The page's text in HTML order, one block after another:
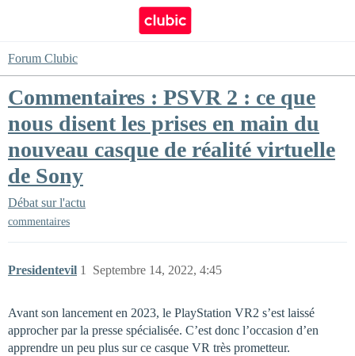
Forum Clubic
Commentaires : PSVR 2 : ce que
nous disent les prises en main du
nouveau casque de réalité virtuelle
de Sony
Débat sur l'actu
commentaires
Presidentevil Septembre 14, 2022, 4:45
1
Avant son lancement en 2023, le PlayStation VR2 s’est laissé
approcher par la presse spécialisée. C’est donc l’occasion d’en
apprendre un peu plus sur ce casque VR très prometteur.